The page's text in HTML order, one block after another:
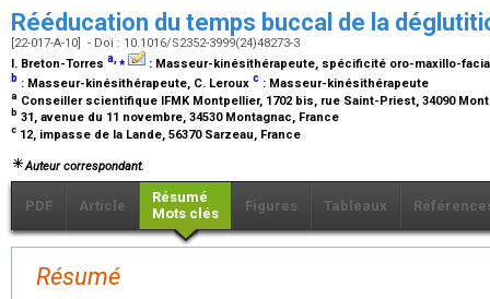
Rééducation du temps buccal de la
[22-017-A-10] - Doi : 10.1016/S2352-3999(24)48273-3
I. Breton-Torres a,⁎ : Masseur-kinésithérapeute, spécificité oro-maxillo-
b : Masseur-kinésithérapeute, C. Leroux c : Masseur-kinésithérapeute
a Conseiller scientifique IFMK Montpellier, 1702 bis, rue Saint-Priest, 34090
b 31, avenue du 11 novembre, 34530 Montagnac, France
c 12, impasse de la Lande, 56370 Sarzeau, France
Auteur correspondant.
PDF Article
Résumé
Mots clés
Figures Tableaux
Résumé